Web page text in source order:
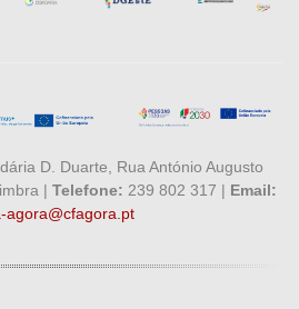
D. Duarte, Rua António Augusto
| Telefone: 239 802 317 | Email:
agora@cfagora.pt